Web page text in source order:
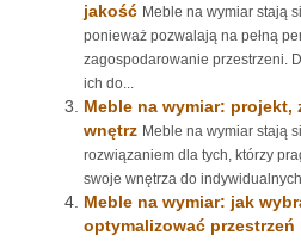
jakość Meble na wymiar stają
ponieważ pozwalają na pełną
zagospodarowanie przestrzeni.
ich do...
Meble na wymiar:
wnętrz Meble na wymiar stają
rozwiązaniem dla tych, którzy
swoje wnętrza do
Meble na wymiar: jak
optymalizować przestrzeń